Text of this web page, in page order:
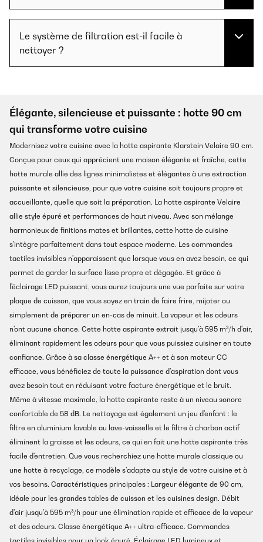
Le système de filtration est-il facile à
nettoyer ?
Élégante, silencieuse et puissante : hotte 90 cm
qui transforme votre cuisine
Modernisez votre cuisine avec la hotte aspirante Klarstein Velaire 90 cm.
Conçue pour ceux qui apprécient une maison élégante et fraîche, cette
hotte murale allie des lignes minimalistes et élégantes à une extraction
puissante et silencieuse, pour que votre cuisine soit toujours propre et
accueillante, quelle que soit la préparation. La hotte aspirante Velaire
allie style épuré et performances de haut niveau. Avec son mélange
harmonieux de finitions mates et brillantes, cette hotte de cuisine
s'intègre parfaitement dans tout espace moderne. Les commandes
tactiles invisibles n'apparaissent que lorsque vous en avez besoin, ce qui
permet de garder la surface lisse propre et dégagée. Et grâce à
l'éclairage LED puissant, vous aurez toujours une vue parfaite sur votre
plaque de cuisson, que vous soyez en train de faire frire, mijoter ou
simplement de préparer un en-cas de minuit. La vapeur et les odeurs
n'ont aucune chance. Cette hotte aspirante extrait jusqu'à 595 m³/h d'air,
éliminant rapidement les odeurs pour que vous puissiez cuisiner en toute
confiance. Grâce à sa classe énergétique A++ et à son moteur CC
efficace, vous bénéficiez de toute la puissance d'aspiration dont vous
avez besoin tout en réduisant votre facture énergétique et le bruit.
Même à vitesse maximale, la hotte aspirante reste à un niveau sonore
confortable de 58 dB. Le nettoyage est également un jeu d'enfant : le
filtre en aluminium lavable au lave-vaisselle et le filtre à charbon actif
éliminent la graisse et les odeurs, ce qui en fait une hotte aspirante très
facile d'entretien. Que vous recherchiez une hotte murale classique ou
une hotte à recyclage, ce modèle s'adapte au style de votre cuisine et à
vos besoins. Caractéristiques principales : Largeur élégante de 90 cm,
idéale pour les grandes tables de cuisson et les cuisines design. Débit
d'air jusqu'à 595 m³/h pour une élimination rapide et efficace de la vapeur
et des odeurs. Classe énergétique A++ ultra-efficace. Commandes